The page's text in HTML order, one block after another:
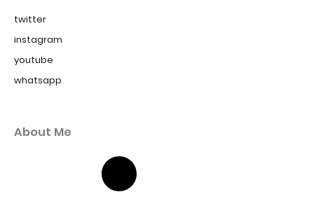
twitter
instagram
youtube
whatsapp
About Me